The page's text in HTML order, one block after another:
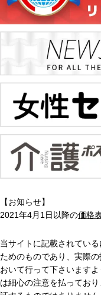
【お知らせ】
2021年4月1日以降の価格
当サイトに記載されてい
ためのものであり、実際
おいて行って下さいます
は細心の注意を払ってお